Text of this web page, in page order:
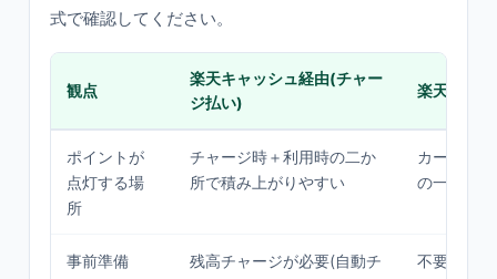
式で確認してください。
観点
楽天キャッシュ経由(チャー
ジ払い)
楽天カー
ポイントが
点灯する場
所
チャージ時＋利用時の二か
所で積み上がりやすい
カード利
の一層
事前準備
残高チャージが必要(自動チ
不要・登